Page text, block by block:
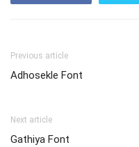
Previous article
Adhosekle Font
Next article
Gathiya Font